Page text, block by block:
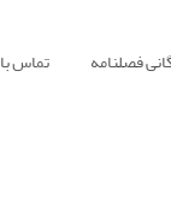
فصلنامه تماس